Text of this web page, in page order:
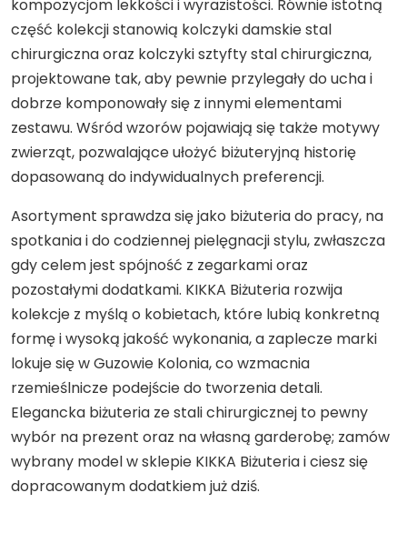
kompozycjom lekkości i wyrazistości. Równie istotną
część kolekcji stanowią kolczyki damskie stal
chirurgiczna oraz kolczyki sztyfty stal chirurgiczna,
projektowane tak, aby pewnie przylegały do ucha i
dobrze komponowały się z innymi elementami
zestawu. Wśród wzorów pojawiają się także motywy
zwierząt, pozwalające ułożyć biżuteryjną historię
dopasowaną do indywidualnych preferencji.
Asortyment sprawdza się jako biżuteria do pracy, na
spotkania i do codziennej pielęgnacji stylu, zwłaszcza
gdy celem jest spójność z zegarkami oraz
pozostałymi dodatkami. KIKKA Biżuteria rozwija
kolekcje z myślą o kobietach, które lubią konkretną
formę i wysoką jakość wykonania, a zaplecze marki
lokuje się w Guzowie Kolonia, co wzmacnia
rzemieślnicze podejście do tworzenia detali.
Elegancka biżuteria ze stali chirurgicznej to pewny
wybór na prezent oraz na własną garderobę; zamów
wybrany model w sklepie KIKKA Biżuteria i ciesz się
dopracowanym dodatkiem już dziś.